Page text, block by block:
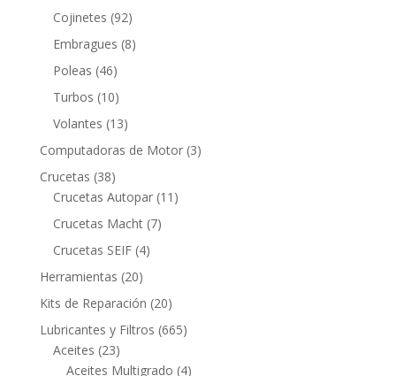
productos
Cojinetes 9292
productos
Embragues 88
Poleas 4646
productos
Turbos 1010
productos
Volantes 1313
productos
Computadoras de Motor 33
Crucetas 3838
productos
Crucetas Autopar 11 11
Crucetas Macht 77
Crucetas SEIF 44
Herramientas 2020
productos
Kits de Reparación 2020
productos
Lubricantes y Filtros 665665
Aceites 2323
productos
Aceites Multigrado 44